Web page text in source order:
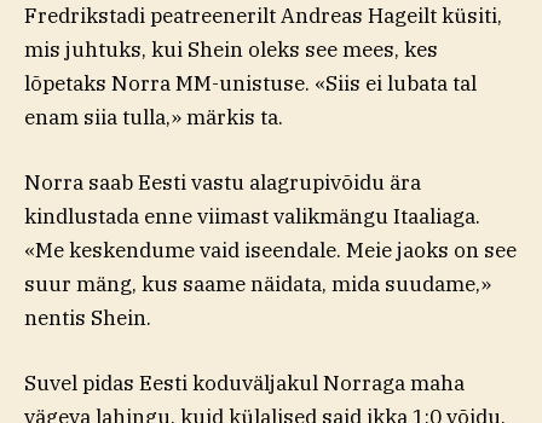
Fredrikstadi peatreenerilt Andreas Hageilt küsiti,
mis juhtuks, kui Shein oleks see mees, kes
lõpetaks Norra MM-unistuse. «Siis ei lubata tal
enam siia tulla,» märkis ta.
Norra saab Eesti vastu alagrupivõidu ära
kindlustada enne viimast valikmängu Itaaliaga.
«Me keskendume vaid iseendale. Meie jaoks on see
suur mäng, kus saame näidata, mida suudame,»
nentis Shein.
Suvel pidas Eesti koduväljakul Norraga maha
vägeva lahingu, kuid külalised said ikka 1:0 võidu.